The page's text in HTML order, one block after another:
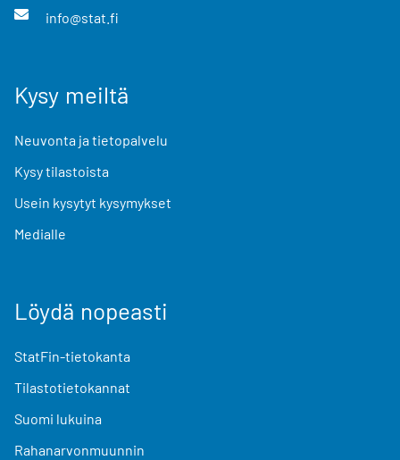
info@stat.fi
Kysy meiltä
Neuvonta ja tietopalvelu
Kysy tilastoista
Usein kysytyt kysymykset
Medialle
Löydä nopeasti
StatFin-tietokanta
Tilastotietokannat
Suomi lukuina
Rahanarvonmuunnin